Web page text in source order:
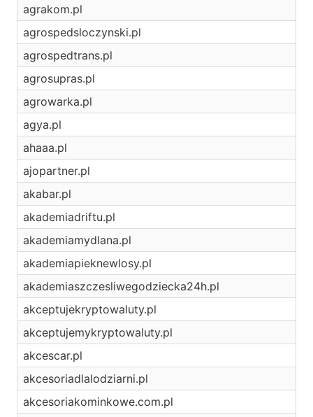
agrakom.pl
agrospedsloczynski.pl
agrospedtrans.pl
agrosupras.pl
agrowarka.pl
agya.pl
ahaaa.pl
ajopartner.pl
akabar.pl
akademiadriftu.pl
akademiamydlana.pl
akademiapieknewlosy.pl
akademiaszczesliwegodziecka24h.pl
akceptujekryptowaluty.pl
akceptujemykryptowaluty.pl
akcescar.pl
akcesoriadlalodziarni.pl
akcesoriakominkowe.com.pl